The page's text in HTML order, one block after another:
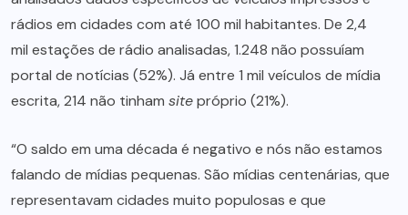
rádios em cidades com até 100 mil habitantes. De 2,4
mil estações de rádio analisadas, 1.248 não possuíam
portal de notícias (52%). Já entre 1 mil veículos de mídia
escrita, 214 não tinham sitepróprio (21%).
“O saldo em uma década é negativo e nós não estamos
falando de mídias pequenas. São mídias centenárias, que
representavam cidades muito populosas e que